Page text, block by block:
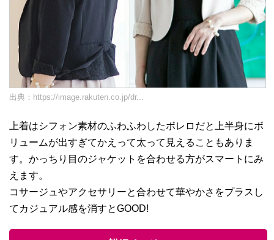
出典： https://image.rakuten.co.jp/dr...
上着はシフォン素材のふわふわしたボレロだと上半身にボ
リュームが出すぎてかえって太って見えることもありま
す。かっちり目のジャケットを合わせる方がスマートにみ
えます。
コサージュやアクセサリーと合わせて華やかさをプラスし
てカジュアル感を消すとGOOD!